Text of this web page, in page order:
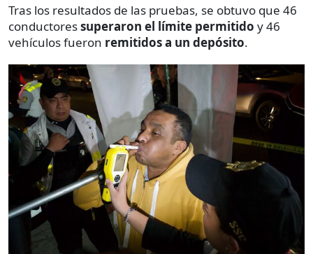
Tras los resultados de las pruebas, se obtuvo que 46
conductoressuperaron el límite permitido y 46
vehículos fueron remitidos a un depósito.